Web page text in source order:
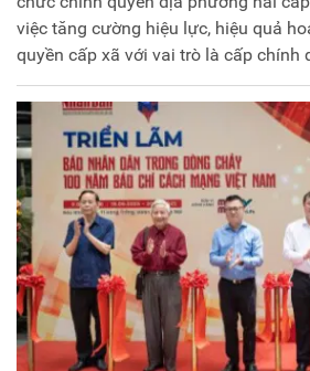
việc tăng cường hiệu lực, hiệu quả
quyền cấp xã với vai trò là cấp chính
dân, trực tiếp tổ chức thực hiện
giải quyết các vấn đề của người dân,
cấp dịch vụ công cơ bản, thiết yếu,
động, sáng tạo của cấp cơ sở là yêu